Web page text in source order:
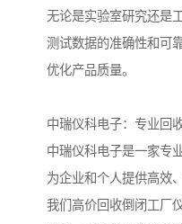
无论是实验室研究还是
测试数据的准确性和可
优化产品质量。
中瑞仪科电子：专业回
中瑞仪科电子是一家专
为企业和个人提供高效
我们高价回收倒闭工厂